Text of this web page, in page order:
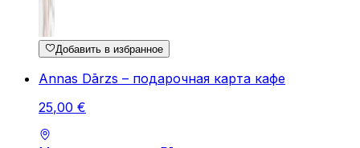
Добавить в избранное
Annas Dārzs – подарочная карта кафе
25,00 €